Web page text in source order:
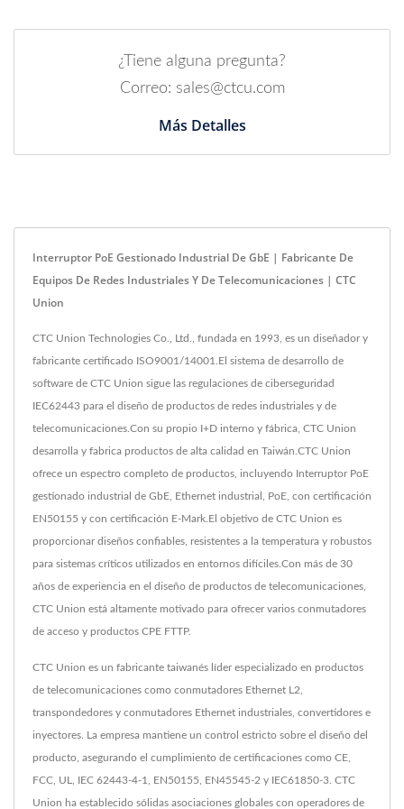
¿Tiene alguna pregunta?
Correo: sales@ctcu.com
Más Detalles
Interruptor PoE Gestionado Industrial De GbE | Fabricante De
Equipos De Redes Industriales Y De Telecomunicaciones | CTC
Union
CTC Union Technologies Co., Ltd., fundada en 1993, es un diseñador y
fabricante certificado ISO9001/14001.El sistema de desarrollo de
software de CTC Union sigue las regulaciones de ciberseguridad
IEC62443 para el diseño de productos de redes industriales y de
telecomunicaciones.Con su propio I+D interno y fábrica, CTC Union
desarrolla y fabrica productos de alta calidad en Taiwán.CTC Union
ofrece un espectro completo de productos, incluyendo Interruptor PoE
gestionado industrial de GbE, Ethernet industrial, PoE, con certificación
EN50155 y con certificación E-Mark.El objetivo de CTC Union es
proporcionar diseños confiables, resistentes a la temperatura y robustos
para sistemas críticos utilizados en entornos difíciles.Con más de 30
años de experiencia en el diseño de productos de telecomunicaciones,
CTC Union está altamente motivado para ofrecer varios conmutadores
de acceso y productos CPE FTTP.
CTC Union es un fabricante taiwanés líder especializado en productos
de telecomunicaciones como conmutadores Ethernet L2,
transpondedores y conmutadores Ethernet industriales, convertidores e
inyectores. La empresa mantiene un control estricto sobre el diseño del
producto, asegurando el cumplimiento de certificaciones como CE,
FCC, UL, IEC 62443-4-1, EN50155, EN45545-2 y IEC61850-3. CTC
Union ha establecido sólidas asociaciones globales con operadores de